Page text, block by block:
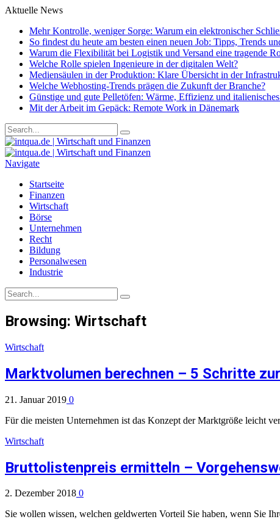
Aktuelle News
Mehr Kontrolle, weniger Sorge: Warum ein elektronischer
So findest du heute am besten einen neuen Job: Tipps, Trends
Warum die Flexibilität bei Logistik und Versand eine tragende
Welche Rolle spielen Ingenieure in der digitalen Welt?
Mediensäulen in der Produktion: Klare Übersicht in der
Welche Webhosting-Trends prägen die Zukunft der Branche?
Günstige und gute Pelletöfen: Wärme, Effizienz und
Mit der Arbeit im Gepäck: Remote Work in Dänemark
Navigate
Startseite
Finanzen
Wirtschaft
Börse
Unternehmen
Recht
Bildung
Personalwesen
Industrie
Browsing: Wirtschaft
Wirtschaft
Marktvolumen berechnen – 5 Schritte
21. Januar 2019 0
Für die meisten Unternehmen ist das Konzept der Marktgröße leicht
Wirtschaft
Bruttolistenpreis ermitteln –
2. Dezember 2018 0
Sie wollen wissen, welchen geldwerten Vorteil Sie haben, wenn Sie